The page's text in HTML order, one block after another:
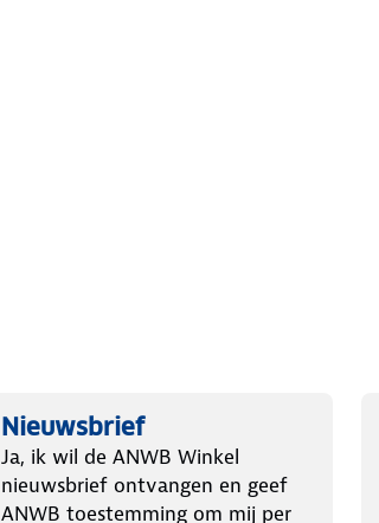
Nieuwsbrief
Ja, ik wil de ANWB Winkel
nieuwsbrief ontvangen en geef
ANWB toestemming om mij per